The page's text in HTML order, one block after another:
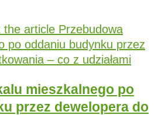
mieszkalnego po
przez dewelopera do